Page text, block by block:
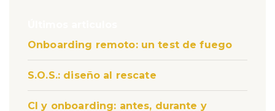
Onboarding remoto: un test de fuego
S.O.S.: diseño al rescate
CI y onboarding: antes, durante y